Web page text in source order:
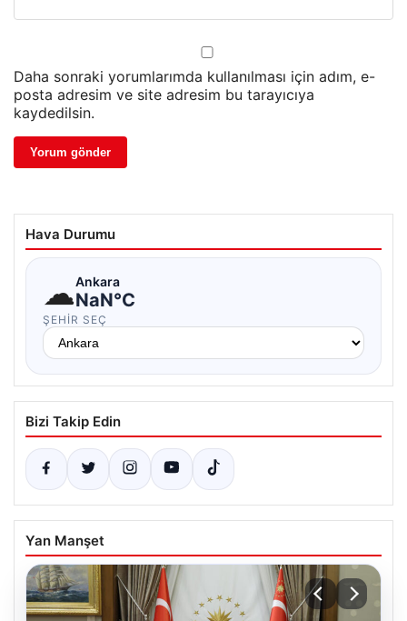
Daha sonraki yorumlarımda kullanılması için adım, e-
posta adresim ve site adresim bu tarayıcıya
kaydedilsin.
Hava Durumu
☁Ankara
NaN°C
ŞEHIR SEÇ
Bizi Takip Edin
Yan Manşet